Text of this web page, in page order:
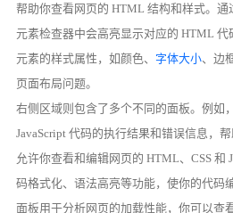
帮助你查看网页的 HTML 结构和样式。
元素检查器中会高亮显示对应的 HTML
元素的样式属性，如颜色、字体大小、边
页面布局问题。
右侧区域则包含了多个不同的面板。例如
JavaScript 代码的执行结果和错误信息，
允许你查看和编辑网页的 HTML、CSS 和
码格式化、语法高亮等功能，使你的代码
面板用于分析网页的加载性能，你可以查